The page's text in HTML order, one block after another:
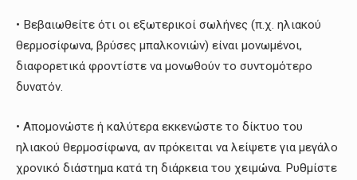
• Βεβαιωθείτε ότι οι εξωτερικοί σωλήνες (π.χ. ηλιακού
θερμοσίφωνα, βρύσες μπαλκονιών) είναι μονωμένοι,
διαφορετικά φροντίστε να μονωθούν το συντομότερο
δυνατόν.
• Απομονώστε ή καλύτερα εκκενώστε το δίκτυο του
ηλιακού θερμοσίφωνα, αν πρόκειται να λείψετε για μεγάλο
χρονικό διάστημα κατά τη διάρκεια του χειμώνα. Ρυθμίστε